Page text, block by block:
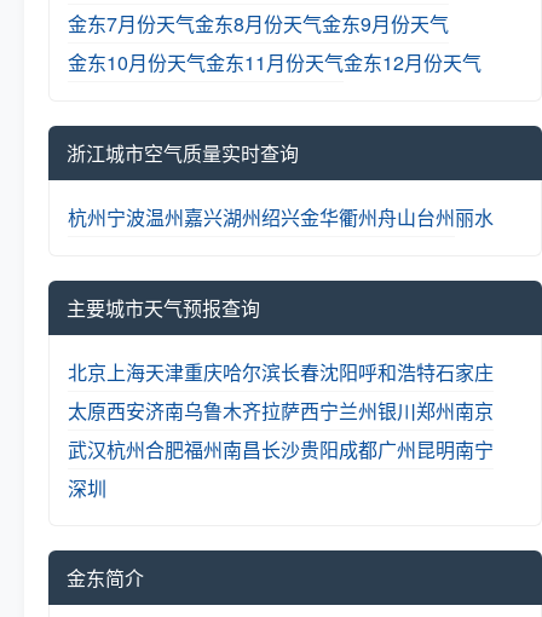
金东7月份天气金东8月份天气金东9月份天气
金东10月份天气金东11月份天气金东12月份天气
浙江城市空气质量实时查询
杭州宁波温州嘉兴湖州绍兴金华衢州舟山台州丽水
主要城市天气预报查询
北京 上海天津重庆哈尔滨长春沈阳呼和浩特石家庄
太原西安济南乌鲁木齐拉萨西宁兰州银川郑州南京
武汉杭州合肥福州南昌长沙贵阳成都广州昆明南宁
深圳
金东简介